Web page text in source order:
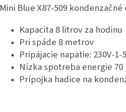
Mini Blue X87-509
Kapacita 8 litrov za hodinu
Pri spáde 8 metrov
Pripájacie napätie: 230V-1-
Nízka spotreba energie 70
Prípojka hadice na